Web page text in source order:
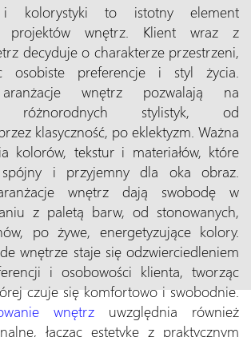
kolorystyki to istotny element
projektów wnętrz. Klient wraz z
decyduje o charakterze przestrzeni,
osobiste preferencje i styl życia.
aranżacje wnętrz pozwalają na
różnorodnych stylistyk, od
klasyczność, po eklektyzm. Ważna
kolorów, tekstur i materiałów, które
i przyjemny dla oka obraz.
wnętrz dają swobodę w
z paletą barw, od stonowanych,
po żywe, energetyzujące kolory.
wnętrze staje się odzwierciedleniem
i osobowości klienta, tworząc
czuje się komfortowo i swobodnie.
wnętrz uwzględnia również
łącząc estetykę z praktycznym